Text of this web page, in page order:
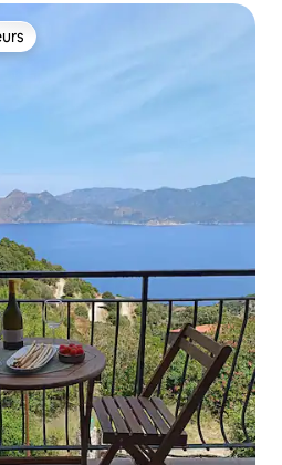
les plus appréciés